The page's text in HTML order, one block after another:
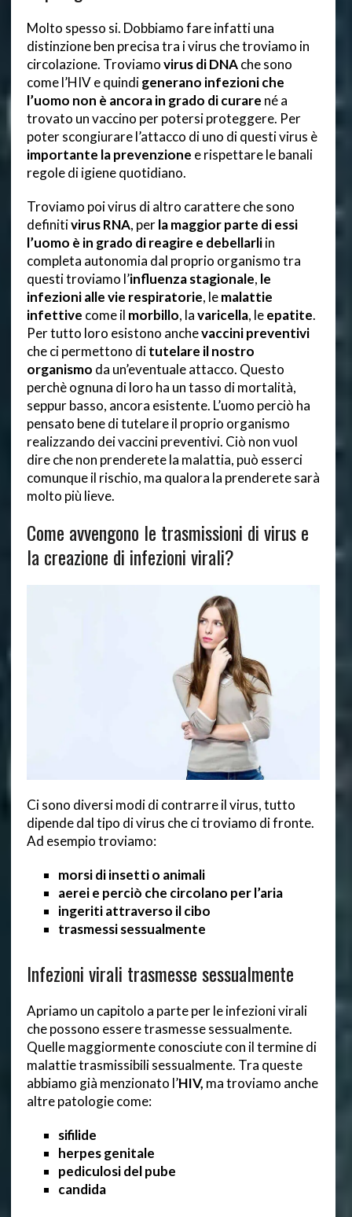
Molto spesso si. Dobbiamo fare infatti una
distinzione ben precisa tra i virus che troviamo in
circolazione. Troviamovirus di DNAche sono
come l’HIV e quindigenerano infezioni che
l’uomo non è ancora in grado di curare né a
trovato un vaccino per potersi proteggere. Per
poter scongiurare l’attacco di uno di questi virus è
importante la prevenzione e rispettare le banali
regole di igiene quotidiano.
Troviamo poi virus di altro carattere che sono
definitivirus RNA, perla maggior parte di essi
l’uomo è in grado di reagire e debellarliin
completa autonomia dal proprio organismo tra
questi troviamo l’influenza stagionale, le
infezioni alle vie respiratorie, lemalattie
infettive come il morbillo, lavaricella, leepatite.
Per tutto loro esistono anchevaccini preventivi
che ci permettono ditutelare il nostro
organismo da un’eventuale attacco. Questo
perchè ognuna di loro ha un tasso di mortalità,
seppur basso, ancora esistente. L’uomo perciò ha
pensato bene di tutelare il proprio organismo
realizzando dei vaccini preventivi. Ciò non vuol
dire che non prenderete la malattia, può esserci
comunque il rischio, ma qualora la prenderete sarà
molto più lieve.
Come avvengono le trasmissioni di virus e
la creazione di infezioni virali?
Ci sono diversi modi di contrarre il virus, tutto
dipende dal tipo di virus che ci troviamo di fronte.
Ad esempio troviamo:
morsi di insetti o animali
aerei e perciò che circolano per l’aria
ingeriti attraverso il cibo
trasmessi sessualmente
Infezioni virali trasmesse sessualmente
Apriamo un capitolo a parte per le infezioni virali
che possono essere trasmesse sessualmente.
Quelle maggiormente conosciute con il termine di
malattie trasmissibili sessualmente. Tra queste
abbiamo già menzionato l’HIV, ma troviamo anche
altre patologie come:
sifilide
herpes genitale
pediculosi del pube
candida